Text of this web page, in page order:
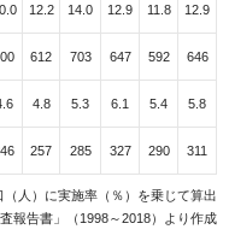
12.2 14.0 12.9 11.8 12.9
612 703 647 592 646
4.8 5.3 6.1 5.4 5.8
257 285 327 290 311
人）に実施率（％）を乗じて算出
報告書」（1998～2018）より作成